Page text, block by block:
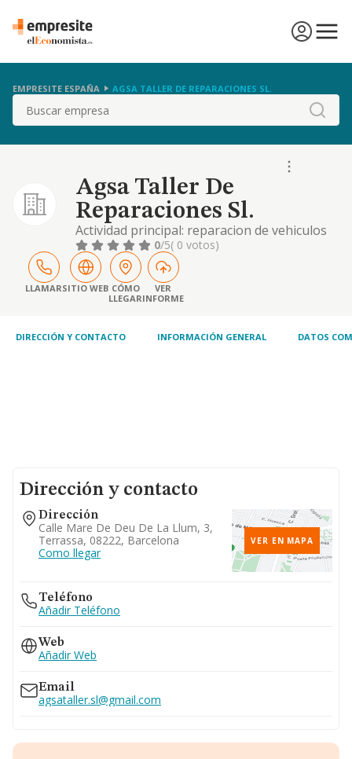
EMPRESITE ESPAÑA AGSA TALLER DE REPARACIONES SL.
Buscar
Agsa Taller De
Reparaciones Sl.
Actividad principal: reparacion de vehiculos
automoviles, motocicletas y cualquier otro
vehiculo. otras actividades: comercio al
mayor y menor de toda clase de accesorios y
piezas de recambio para toda clase de
vehiculos, etc
0/5( 0 votos)
LLAMARSITIO WEB CÓMO
LLEGAR
VER
INFORME
DIRECCIÓN Y CONTACTO INFORMACIÓN GENERAL DATOS
Dirección y contacto
Dirección
Calle Mare De Deu De La Llum, 3,
Terrassa, 08222, Barcelona
Como llegar
VER EN MAPA
Teléfono
Añadir Teléfono
Web
Añadir Web
Email
agsataller.sl@gmail.com